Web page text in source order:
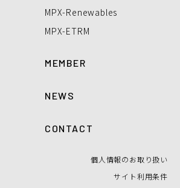
MPX-Renewables
MPX-ETRM
MEMBER
NEWS
CONTACT
個人情報のお取り扱い
サイト利用条件